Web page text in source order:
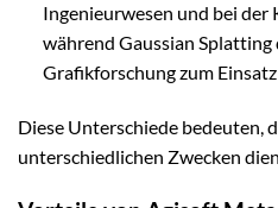
Ingenieurwesen und bei
während Gaussian Splatting
Grafikforschung zum
Diese Unterschiede bedeuten,
unterschiedlichen Zwecken